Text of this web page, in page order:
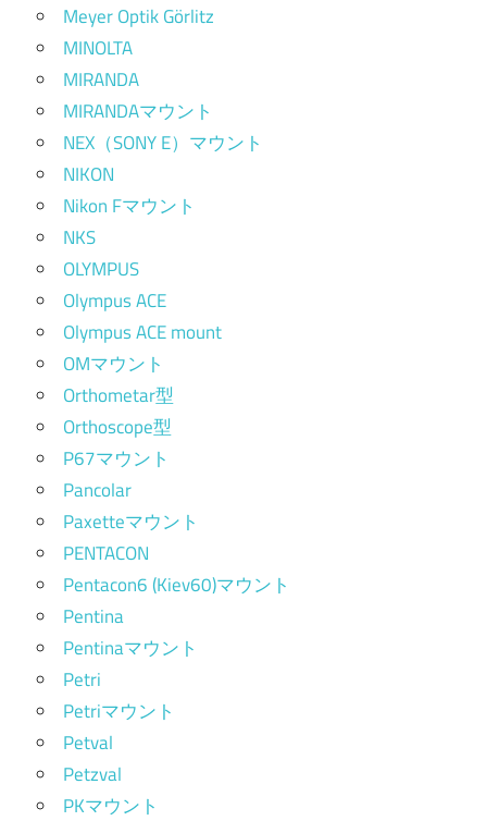
Meyer Optik Görlitz
MINOLTA
MIRANDA
MIRANDAマウント
NEX（SONY E）マウント
NIKON
Nikon Fマウント
NKS
OLYMPUS
Olympus ACE
Olympus ACE mount
OMマウント
Orthometar型
Orthoscope型
P67マウント
Pancolar
Paxetteマウント
PENTACON
Pentacon6 (Kiev60)マウント
Pentina
Pentinaマウント
Petri
Petriマウント
Petval
Petzval
PKマウント